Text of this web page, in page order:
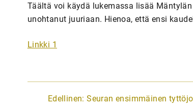
Täältä voi käydä lukemassa lisää
unohtanut juuriaan. Hienoa, että ensi
Linkki 1
A
Edellinen: Seuran ensimmäinen